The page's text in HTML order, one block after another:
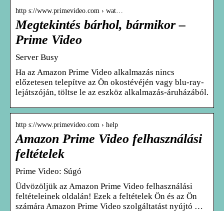
http s://www.primevideo.com › wat…
Megtekintés bárhol, bármikor –
Prime Video
Server Busy
Ha az Amazon Prime Video alkalmazás nincs
előzetesen telepítve az Ön okostévéjén vagy blu-ray-
lejátszóján, töltse le az eszköz alkalmazás-áruházából.
http s://www.primevideo.com › help
Amazon Prime Video felhasználási
feltételek
Prime Video: Súgó
Üdvözöljük az Amazon Prime Video felhasználási
feltételeinek oldalán! Ezek a feltételek Ön és az Ön
számára Amazon Prime Video szolgáltatást nyújtó …